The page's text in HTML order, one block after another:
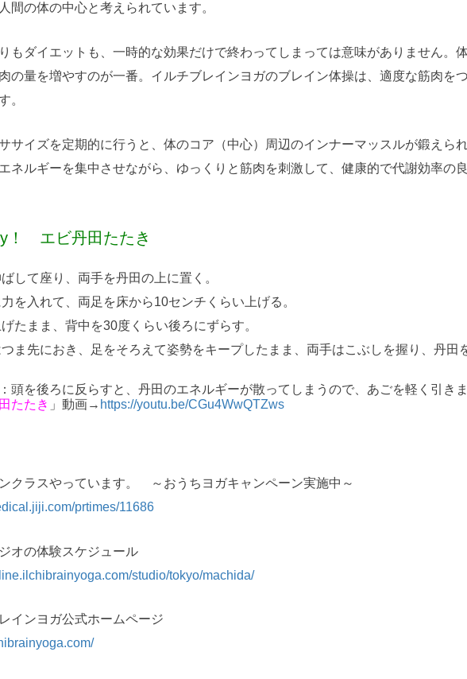
間の体の中心と考えられています。
もダイエットも、一時的な効果だけで終わってしまっては意味がありません。
の量を増やすのが一番。イルチブレインヨガのブレイン体操は、適度な筋肉を
。
サイズを定期的に行うと、体のコア（中心）周辺のインナーマッスルが鍛えら
ネルギーを集中させながら、ゆっくりと筋肉を刺激して、健康的で代謝効率の
！ エビ丹田たたき
して座り、両手を丹田の上に置く。
を入れて、両足を床から10センチくらい上げる。
たまま、背中を30度くらい後ろにずらす。
ま先におき、足をそろえて姿勢をキープしたまま、両手はこぶしを握り、丹田
：頭を後ろに反らすと、丹田のエネルギーが散ってしまうので、あごを軽く引きま
たたき 」動画→ https://youtu.be/CGu4WwQTZws
クラスやっています。 ～おうちヨガキャンペーン実施中～
prtimes/11686
オの体験スケジュール
studio/tokyo/machida/
インヨガ公式ホームページ